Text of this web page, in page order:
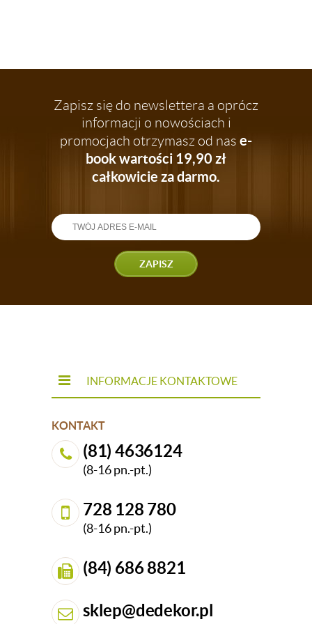
Zapisz się do newslettera a oprócz
informacji o nowościach i
promocjach otrzymasz od nas e-
book wartości 19,90 zł
całkowicie za darmo.
ZAPISZ
INFORMACJE KONTAKTOWE
KONTAKT
(81) 4636124
(8-16 pn.-pt.)
728 128 780
(8-16 pn.-pt.)
(84) 686 8821
sklep@dedekor.pl